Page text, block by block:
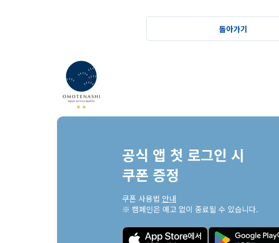
돌아가기
공식 앱 첫 로그인 시
쿠폰 증정
쿠폰 사용법 안내
※ 캠페인은 예고 없이 종료될 수 있습니다.